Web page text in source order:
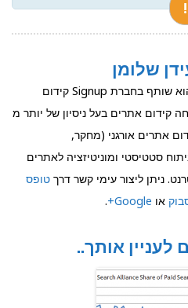
שלומן
הוא שותף בחברת Signup קידום
קידום אתרים בעל ניסיון של יותר מ
אתרים אורגני (מחקר,
סטטיסטי ומוניטיזציה לאתרים
ניתן ליצור עימי קשר דרך טופס
או Google+
.
לעניין אותך..